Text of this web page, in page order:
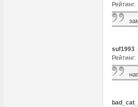
Рейтинг:
suf1993
Рейтинг: